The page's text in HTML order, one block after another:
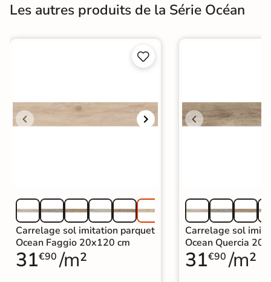
Les autres produits de la Série Océan


Carrelage sol imitation parquet
Ocean Faggio 20x120 cm
31€90 /m²
Carrelage sol
Ocean Quercia
31€90 /m²